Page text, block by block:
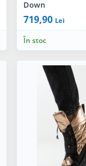
Down
719,90 Lei
În stoc